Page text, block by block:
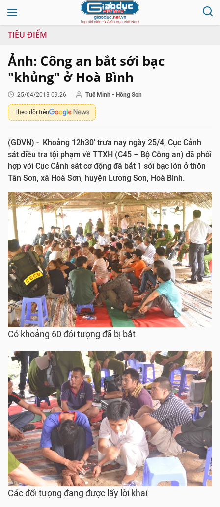
TIÊU ĐIỂM
Ảnh: Công an bắt sới bạc
"khủng" ở Hoà Bình
25/04/2013 09:26 Tuệ Minh - Hồng Sơn
Theo dõi trên
(GDVN) - Khoảng 12h30’ trưa nay ngày 25/4, Cục Cảnh
sát điều tra tội phạm về TTXH (C45 – Bộ Công an) đã phối
hợp với Cục Cảnh sát cơ động đã bắt 1 sới bạc lớn ở thôn
Tân Sơn, xã Hoà Sơn, huyện Lương Sơn, Hoà Bình.
Có khoảng 60 đói tượng đã bị bắt
Các đối tượng đang được lấy lời khai